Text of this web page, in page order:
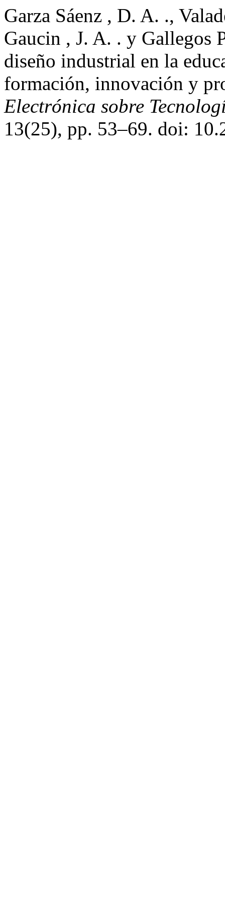
Garza Sáenz , D. A. .,
Gaucin , J. A. . y Gallegos
diseño industrial en la
formación, innovación y
Electrónica sobre
13(25), pp. 53–69. doi: